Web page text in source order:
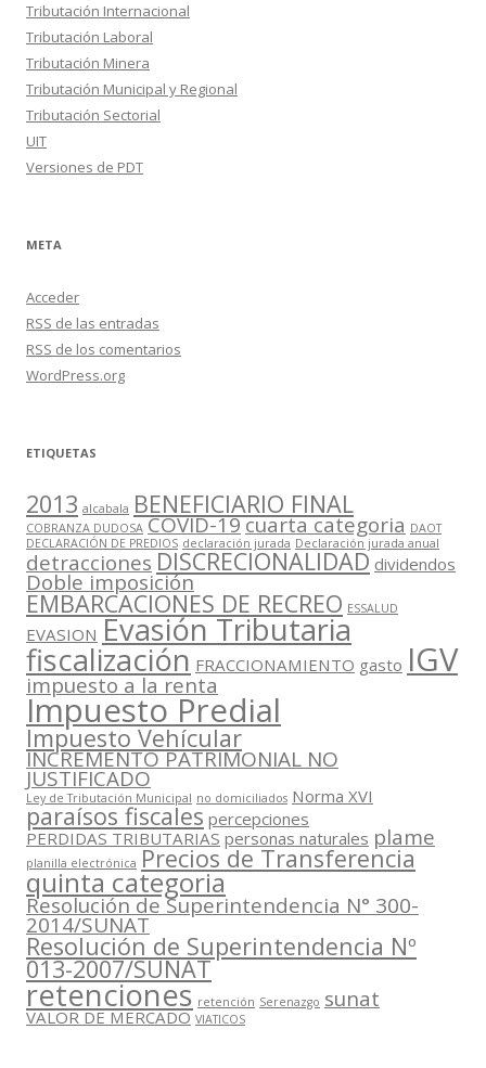
Tributación Internacional
Tributación Laboral
Tributación Minera
Tributación Municipal y Regional
Tributación Sectorial
UIT
Versiones de PDT
META
Acceder
RSS de las entradas
RSS de los comentarios
WordPress.org
ETIQUETAS
2013 alcabala BENEFICIARIO FINAL
COBRANZA DUDOSA COVID-19cuarta categoria DAOT
DECLARACIÓN DE PREDIOS declaración jurada Declaración jurada anual
detracciones DISCRECIONALIDAD dividendos
Doble imposición
EMBARCACIONES DE RECREO ESSALUD
EVASION Evasión Tributaria
fiscalización FRACCIONAMIENTO gasto IGV
impuesto a la renta
Impuesto Predial
Impuesto Vehícular
INCREMENTO PATRIMONIAL NO
JUSTIFICADO
Ley de Tributación Municipal no domiciliados Norma XVI
paraísos fiscales percepciones
PERDIDAS TRIBUTARIAS personas naturales plame
planilla electrónica Precios de Transferencia
quinta categoria
Resolución de Superintendencia N° 300-
2014/SUNAT
Resolución de Superintendencia Nº
013-2007/SUNAT
retenciones retención Serenazgo sunat
VALOR DE MERCADO VIATICOS